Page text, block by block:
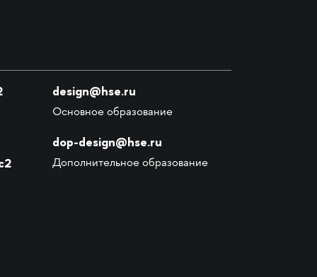
design@hse.ru
Основное образование
dop-design@hse.ru
Дополнительное образование